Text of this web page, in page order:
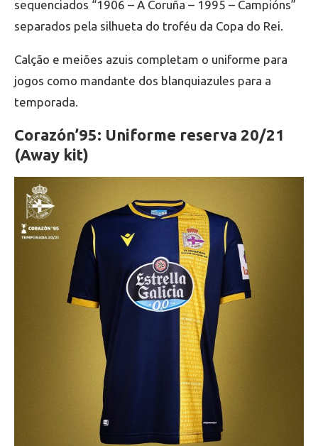
sequenciados “1906 – A Coruña – 1995 – Campións”
separados pela silhueta do troféu da Copa do Rei.
Calção e meiões azuis completam o uniforme para
jogos como mandante dos blanquiazules para a
temporada.
Corazón’95: Uniforme reserva 20/21
(Away kit)